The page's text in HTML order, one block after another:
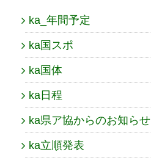
ka_年間予定
ka国スポ
ka国体
ka日程
ka県ア協からのお知らせ
ka立順発表